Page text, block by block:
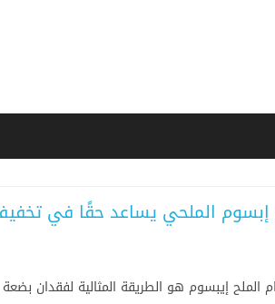
الملحي يساعد حقًا في
إيبسوم هو الطريقة المثالية لفقدان بضعة